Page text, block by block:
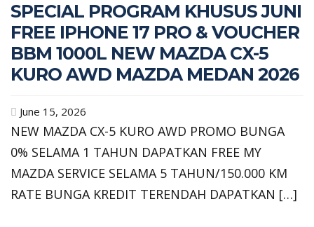
SPECIAL PROGRAM KHUSUS JUNI
FREE IPHONE 17 PRO & VOUCHER
BBM 1000L NEW MAZDA CX-5
KURO AWD MAZDA MEDAN 2026
June 15, 2026
NEW MAZDA CX-5 KURO AWD PROMO BUNGA
0% SELAMA 1 TAHUN DAPATKAN FREE MY
MAZDA SERVICE SELAMA 5 TAHUN/150.000 KM
RATE BUNGA KREDIT TERENDAH DAPATKAN […]